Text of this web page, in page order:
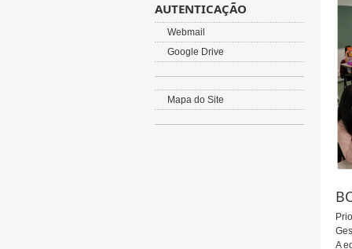
A
AUTENTICAÇÃO
Webmail
Google Drive
Mapa do Site